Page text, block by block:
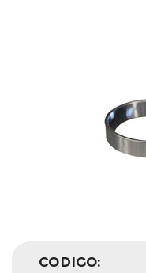
CODIGO: